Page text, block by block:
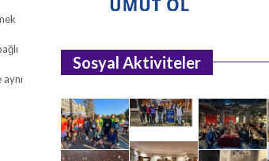
Sosyal Aktiviteler